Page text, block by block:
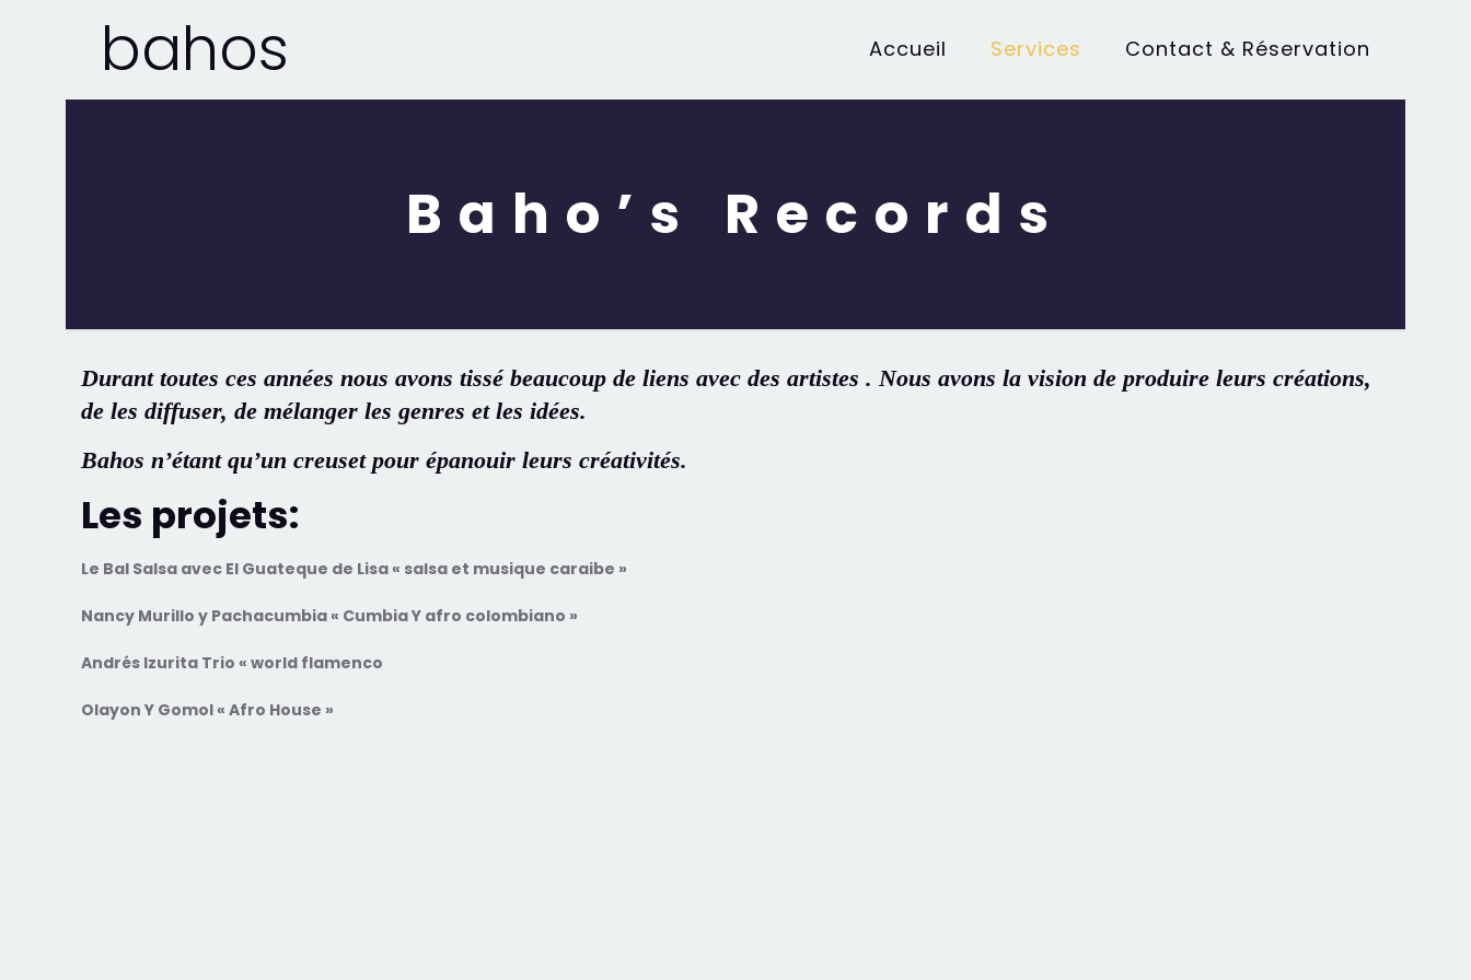
bahos Accueil Services Contact & Réservation
Baho’s Records
Durant toutes ces années nous avons tissé beaucoup de liensavec des artistes . Nous avons la vision de produire leurs créations,
de les diffuser, de mélanger les genres et les idées.
Bahos n’étant qu’un creuset pour épanouir leurs créativités.
Les projets:
Le Bal Salsa avec El Guateque de Lisa « salsa et musique caraibe »
Nancy Murillo y Pachacumbia « Cumbia Y afro colombiano »
Andrés Izurita Trio « world flamenco
Olayon Y Gomol « Afro House »